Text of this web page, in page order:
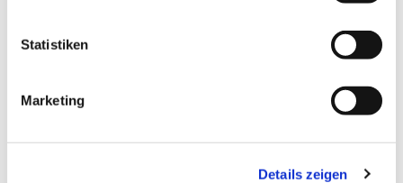
Statistiken
Marketing
Details zeigen